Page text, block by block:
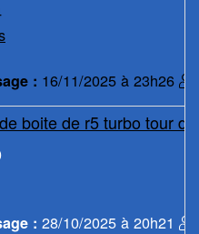
: 16/11/2025 à 23h26
boite de r5 turbo tour
: 28/10/2025 à 20h21